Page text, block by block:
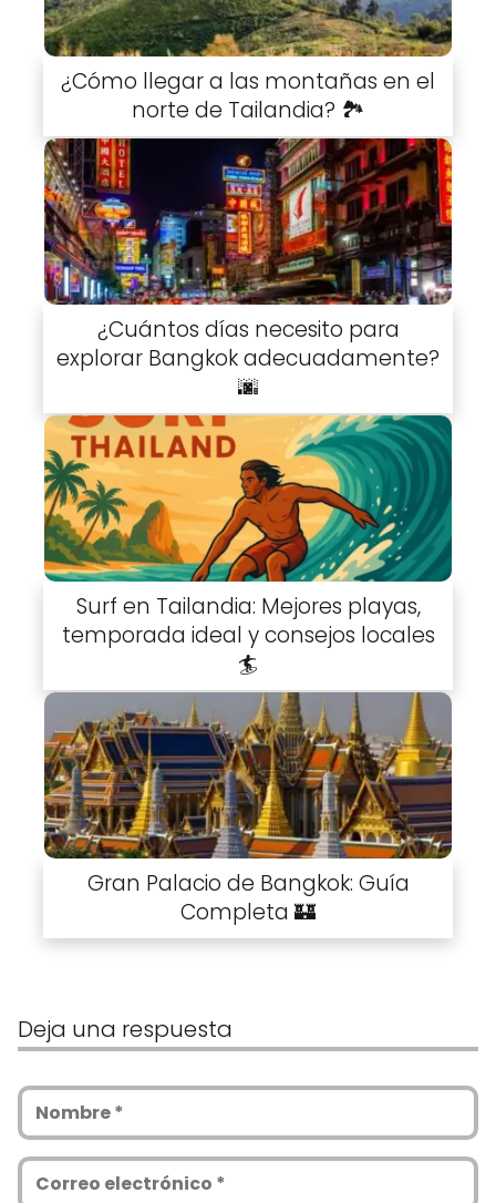
¿Cómo llegar a las montañas en el
norte de Tailandia? 🏞️
¿Cuántos días necesito para
explorar Bangkok adecuadamente?
🌆
Surf en Tailandia: Mejores playas,
temporada ideal y consejos locales
🏄
Gran Palacio de Bangkok: Guía
Completa 🏰
Deja una respuesta